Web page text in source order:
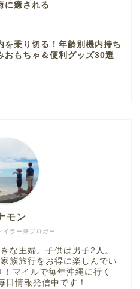
に癒される
を乗り切る！年齢別機内持ち
おもちゃ＆便利グッズ30選
イラー兼ブロガー
モン
な主婦。子供は男子2人。
族旅行をお得に楽しんでい
マイルで毎年沖縄に行く
情報発信中です！